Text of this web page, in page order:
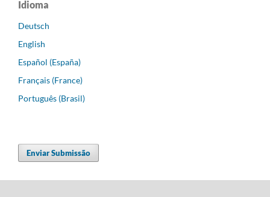
Idioma
Deutsch
English
Español (España)
Français (France)
Português (Brasil)
Enviar Submissão